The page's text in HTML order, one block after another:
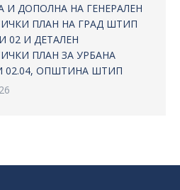
И ДОПОЛНА НА ГЕНЕРАЛЕН
ПЛАН НА ГРАД ШТИП
02 И ДЕТАЛЕН
ПЛАН ЗА УРБАНА
02.04, ОПШТИНА ШТИП